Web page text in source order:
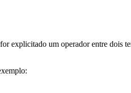
explicitado um operador entre